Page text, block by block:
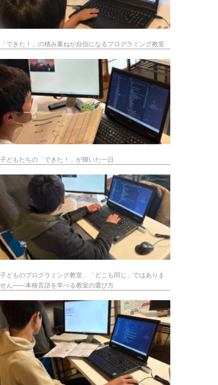
「できた！」の積み重ねが自信になるプログラミング教室
子どもたちの「できた！」が輝いた一日
子どものプログラミング教室、「どこも同じ」ではありま
せん——本格言語を学べる教室の選び方